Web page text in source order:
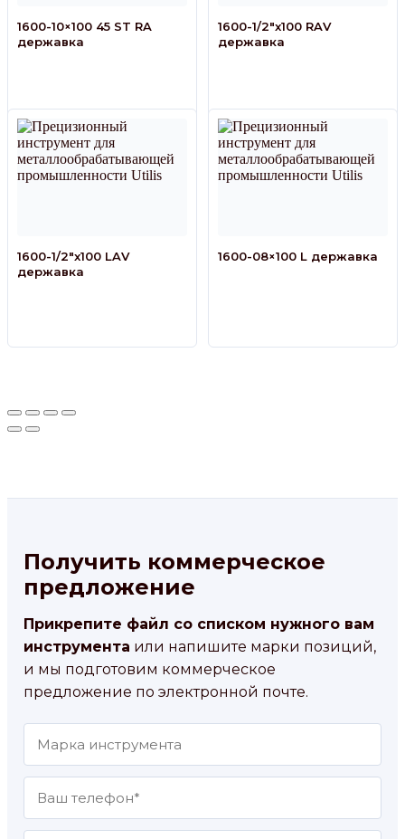
1600-10×100 45 ST RA
державка
1600-1/2″x100 RAV
державка
1600-1/2″x100 LAV
державка
1600-08×100 L державка
Получить коммерческое
предложение
Прикрепите файл со списком нужного вам
инструмента или напишите марки позиций,
и мы подготовим коммерческое
предложение по электронной почте.